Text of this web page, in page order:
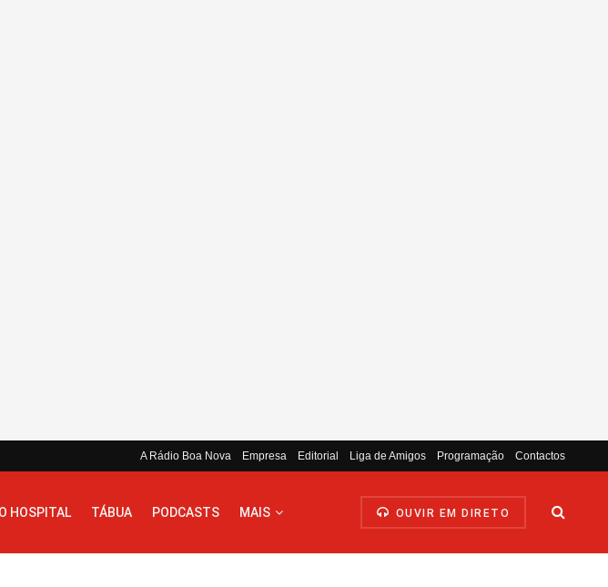
A Rádio Boa Nova Empresa Editorial Liga de Amigos Programação Contactos
HOSPITAL TÁBUA PODCASTS MAIS OUVIR EM DIRETO